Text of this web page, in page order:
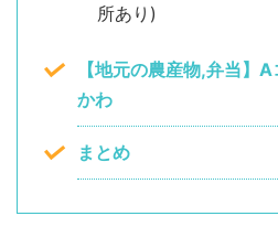
所あり)
【地元の農産物,弁当
かわ
まとめ